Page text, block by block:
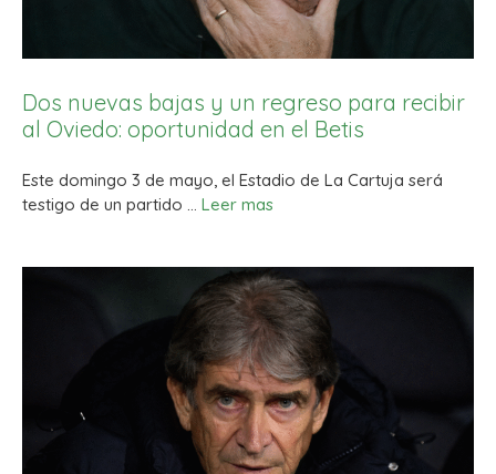
Dos nuevas bajas y un regreso para recibir
al Oviedo: oportunidad en el Betis
Este domingo 3 de mayo, el Estadio de La Cartuja será
testigo de un partido … Leer mas